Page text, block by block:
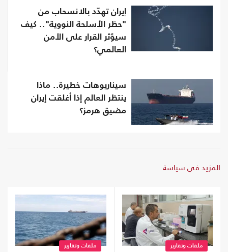
إيران تهدّد بالانسحاب من
"حظر الأسلحة النووية".. كيف
سيؤثر القرار على الأمن
العالمي؟
سيناريوهات خطيرة.. ماذا
ينتظر العالم إذا أغلقت إيران
مضيق هرمز؟
المزيد في سياسة
ملفات وتقارير ملفات وتقارير